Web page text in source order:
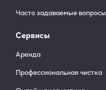
Часто задаваемые вопросы
Сервисы
Аренда
Профессиональная чистка